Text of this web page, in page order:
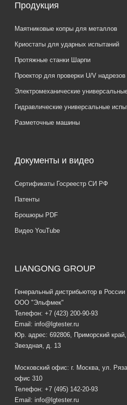
Продукция
Маятниковые копры для металлов
Криостаты для ударных испытаний
Протяжные станки Шарпи
Проектор для проверки U/V надрезов
Электромеханические
Гидравлические универсальные
Разметочные машины
Документы и видео
Сертификаты Госреестр СИ РФ
Патенты
Брошюры PDF
Видео YouTube
LIANGONG GROUP
Генеральный дистрибьютор в
ООО "Эльфмек"
Телефон: +7 (423) 200-90-93
Email: info@lgtester.ru
Юр. адрес: 692806, Приморский
Звездная, д. 13
Московский офис: г. Москва, ул.
офис 310
Телефон: +7 (495) 142-20-93
Email: info@lgtester.ru